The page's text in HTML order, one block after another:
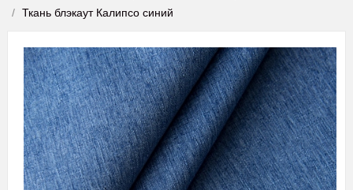
Ткань блэкаут Калипсо синий